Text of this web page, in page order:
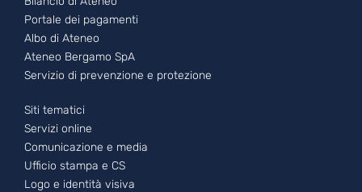
Portale dei pagamenti
Albo di Ateneo
Ateneo Bergamo SpA
Servizio di prevenzione e protezione
Footer - 3
Siti tematici
Servizi online
Comunicazione e media
Ufficio stampa e CS
Logo e identità visiva